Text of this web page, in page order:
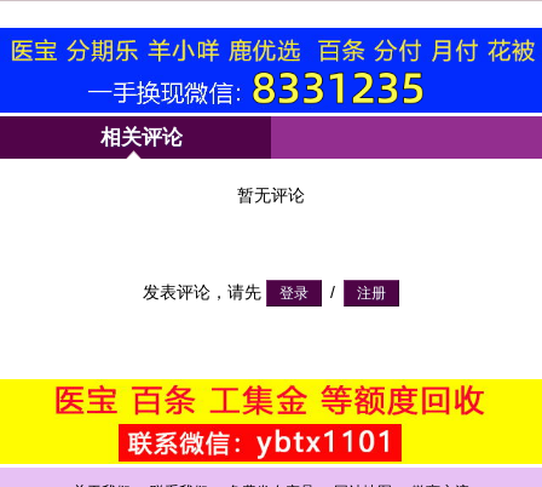
相关评论
暂无评论
发表评论，请先 /